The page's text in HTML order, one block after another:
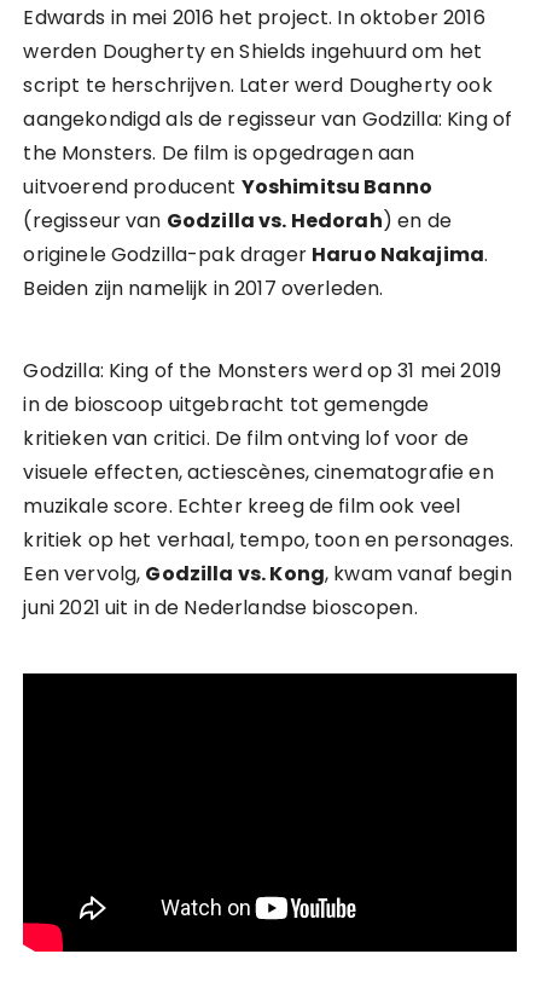
Edwards in mei 2016 het project. In oktober 2016
werden Dougherty en Shields ingehuurd om het
script te herschrijven. Later werd Dougherty ook
aangekondigd als de regisseur van Godzilla: King of
the Monsters. De film is opgedragen aan
uitvoerend producent Yoshimitsu Banno
(regisseur van Godzilla vs. Hedorah) en de
originele Godzilla-pak drager Haruo Nakajima.
Beiden zijn namelijk in 2017 overleden.
Godzilla: King of the Monsters werd op 31 mei 2019
in de bioscoop uitgebracht tot gemengde
kritieken van critici. De film ontving lof voor de
visuele effecten, actiescènes, cinematografie en
muzikale score. Echter kreeg de film ook veel
kritiek op het verhaal, tempo, toon en personages.
Een vervolg, Godzilla vs. Kong, kwam vanaf begin
juni 2021 uit in de Nederlandse bioscopen.